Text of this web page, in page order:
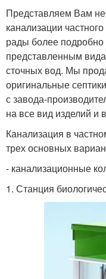
Представляем Вам
канализации
рады более подробно
представленным
сточных вод. Мы
оригинальные
с завода-
на все вид изделий и
Канализация в
трех основных
- канализационные
1. Станция